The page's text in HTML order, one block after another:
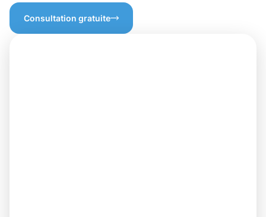
Consultation gratuite